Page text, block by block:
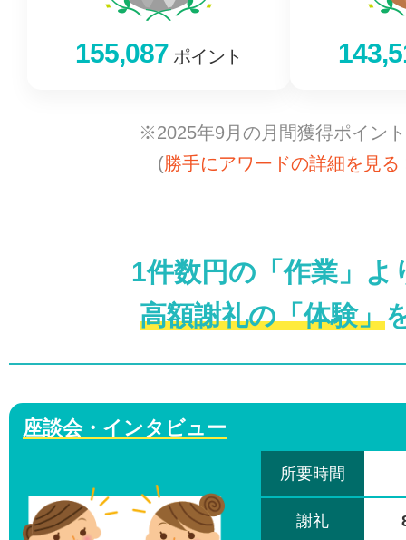
155,087 ポイント
※2025年9月の月間獲得ポイン
(勝手にアワードの詳細を見る
1件数円の「作業」よ
高額謝礼の「体験」
座談会・インタビュー
所要時間
謝礼